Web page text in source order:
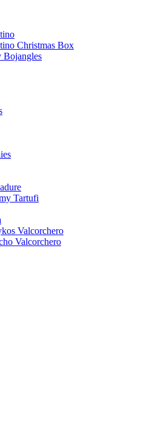
Christmas Box
Bojangles
Tartufi
Valcorchero
Valcorchero